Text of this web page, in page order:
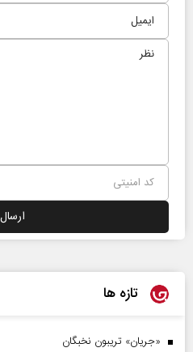
تازه ها
«جریان» تریبون نخبگان